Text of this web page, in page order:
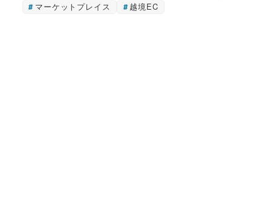
マーケットプレイス
越境EC